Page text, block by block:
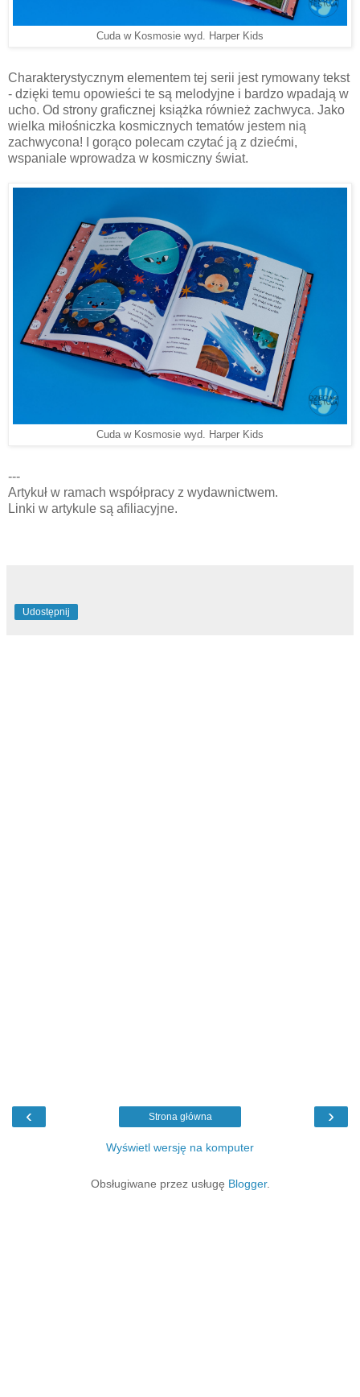
Cuda w Kosmosie wyd. Harper Kids
Charakterystycznym elementem tej serii jest rymowany tekst
- dzięki temu opowieści te są melodyjne i bardzo wpadają w
ucho. Od strony graficznej książka również zachwyca. Jako
wielka miłośniczka kosmicznych tematów jestem nią
zachwycona! I gorąco polecam czytać ją z dziećmi,
wspaniale wprowadza w kosmiczny świat.
Cuda w Kosmosie wyd. Harper Kids
---
Artykuł w ramach współpracy z wydawnictwem.
Linki w artykule są afiliacyjne.
Udostępnij
‹ ›
Strona główna
Wyświetl wersję na komputer
Obsługiwane przez usługę Blogger.